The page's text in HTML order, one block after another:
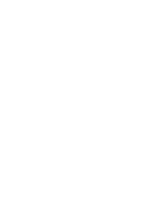
Meski demikian,
tersebut. Ia
kemungkinan
Selain itu,
dinilai, dapat